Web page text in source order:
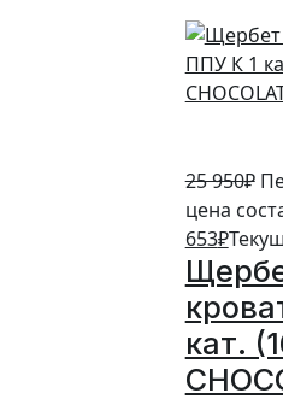
25 950₽
цена
653₽
кат.